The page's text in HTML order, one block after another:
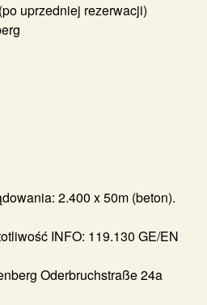
(po uprzedniej rezerwacji)
2.400 x 50m (beton).
INFO: 119.130 GE/EN
Oderbruchstraße 24a